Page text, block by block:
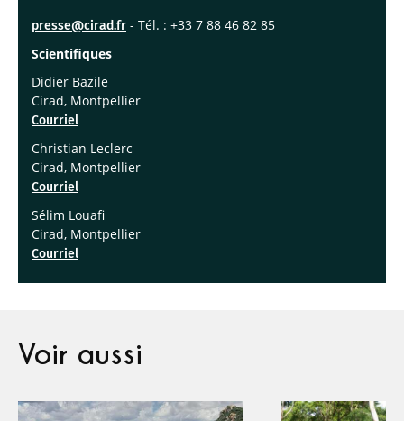
presse@cirad.fr - Tél. : +33 7 88 46 82 85
Scientifiques
Didier Bazile
Cirad, Montpellier
Courriel
Christian Leclerc
Cirad, Montpellier
Courriel
Sélim Louafi
Cirad, Montpellier
Courriel
Voir aussi